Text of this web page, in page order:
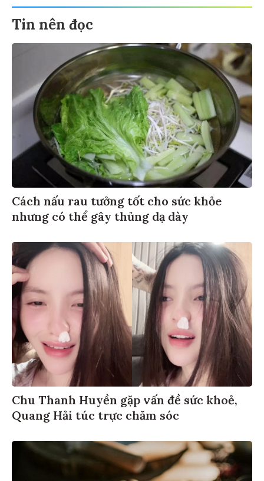
Tin nên đọc
Cách nấu rau tưởng tốt cho sức khỏe
nhưng có thể gây thủng dạ dày
Chu Thanh Huyền gặp vấn đề sức khoẻ,
Quang Hải túc trực chăm sóc